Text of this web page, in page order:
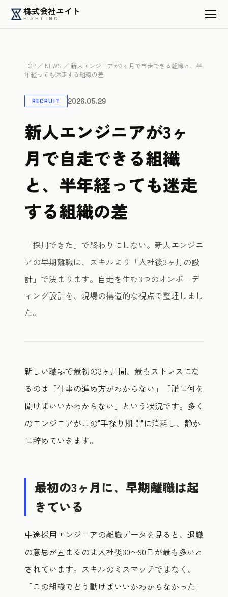
株式会社エイト
EIGHT INC.
TOP ／ NEWS ／ 新人エンジニアが3ヶ月で自走できる組織と、半
年経っても迷走する組織の差
RECRUIT 2026.05.29
新人エンジニアが3ヶ
月で自走できる組織
と、半年経っても迷走
する組織の差
「採用できた」で終わりにしない。新人エンジニ
アの早期離職は、スキルより「入社後3ヶ月の設
計」で決まります。自走を生む3つのオンボーデ
ィング設計を、現場の構造的な視点で整理しまし
た。
新しい職場で最初の3ヶ月間、最もストレスにな
るのは「仕事の進め方がわからない」「誰に何を
聞けばいいかわからない」という状況です。多く
のエンジニアがこの"手探り期間"に消耗し、静か
に辞めていきます。
最初の3ヶ月に、早期離職は起
きている
中途採用エンジニアの離職データを見ると、退職
の意思が固まるのは入社後30〜90日が最も多いと
されています。スキルのミスマッチではなく、
「この組織でどう動けばいいかわからなかった」